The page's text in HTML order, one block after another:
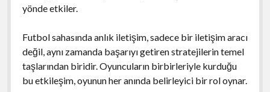
yönde etkiler.
Futbol sahasında anlık iletişim, sadece bir iletişim aracı
değil, aynı zamanda başarıyı getiren stratejilerin temel
taşlarından biridir. Oyuncuların birbirleriyle kurduğu
bu etkileşim, oyunun her anında belirleyici bir rol oynar.